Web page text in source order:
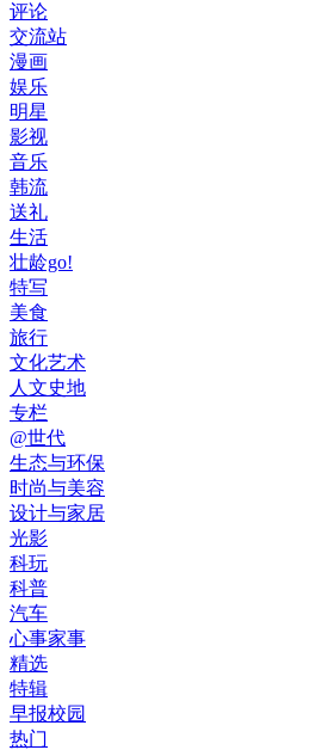
评论
交流站
漫画
娱乐
明星
影视
音乐
韩流
送礼
生活
壮龄go!
特写
美食
旅行
文化艺术
人文史地
专栏
@世代
生态与环保
时尚与美容
设计与家居
光影
科玩
科普
汽车
心事家事
精选
特辑
早报校园
热门